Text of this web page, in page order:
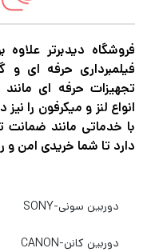
اگر در حرفه
فعالیت هستید
های حرفه ای و بی
فیلمبرداری را
باکیفیت و مجهز
اگر میخواهید
دوربین،گیمبال
با بهترین کیفیت و
فروشگاه دیدبرتر علاوه
فیلمبرداری حرفه ای و
تجهیزات حرفه ای مانند
انواع لنز و میکرفون را
با خدماتی مانند
دارد تا شما خریدی امن و
دوربین سونی-SONY
دوربین کانن-CANON